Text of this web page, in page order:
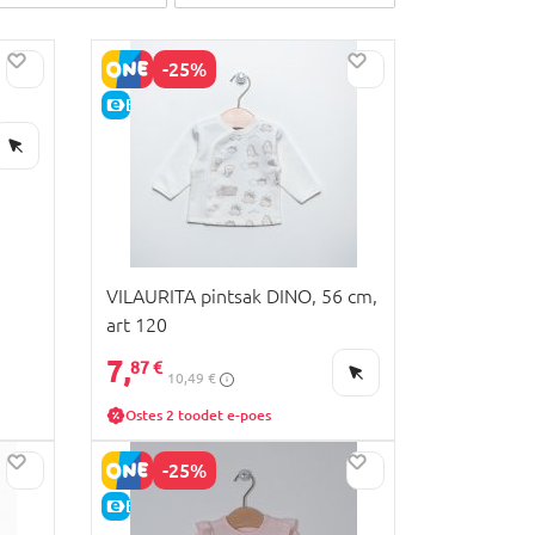
-25%
E-HIND
VILAURITA pintsak DINO, 56 cm,
art 120
7,87 €
10,49 €
Ostes 2 toodet e-poes
-25%
E-HIND